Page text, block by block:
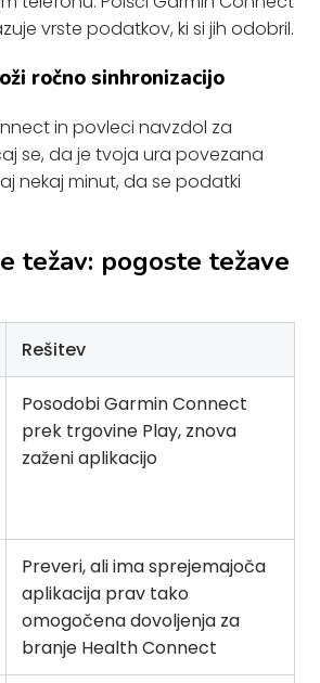
vrste podatkov, ki si jih odobril.
ročno sinhronizacijo
in povleci navzdol za
se, da je tvoja ura povezana
nekaj minut, da se podatki
težav: pogoste težave
Rešitev
Posodobi Garmin Connect
prek trgovine Play, znova
zaženi aplikacijo
Preveri, ali ima sprejemajoča
aplikacija prav tako
omogočena dovoljenja za
branje Health Connect